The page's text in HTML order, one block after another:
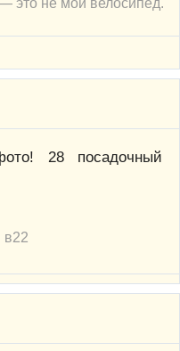
28 посадочный
в22